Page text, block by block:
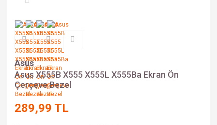
Asus
Asus X555B X555 X555L X555Ba Ekran Ön
Çerçeve Bezel
289,99 TL